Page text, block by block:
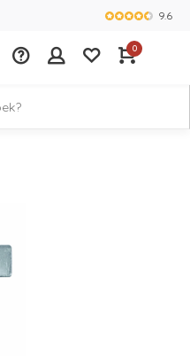
Grootste
9.6
0